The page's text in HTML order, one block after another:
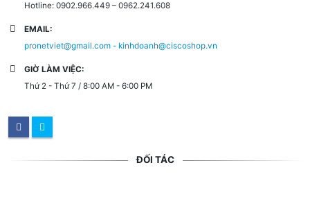
Hotline: 0902.966.449 – 0962.241.608
EMAIL:
pronetviet@gmail.com - kinhdoanh@ciscoshop.vn
GIỜ LÀM VIỆC:
Thứ 2 - Thứ 7 / 8:00 AM - 6:00 PM
ĐỐI TÁC